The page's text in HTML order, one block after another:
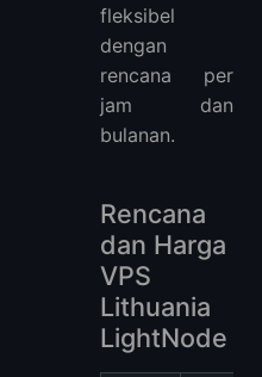
fleksibel
dengan
rencana per
jam dan
bulanan.
Rencana
dan Harga
VPS
Lithuania
LightNode